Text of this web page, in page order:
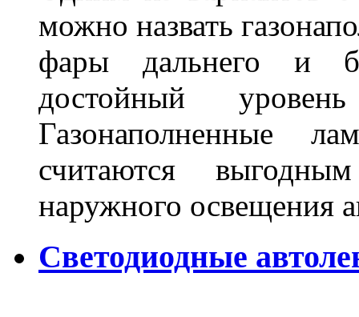
можно назвать
фары дальнего и
достойный
Газонаполненные
считаются
наружного освещения
Светодиодные